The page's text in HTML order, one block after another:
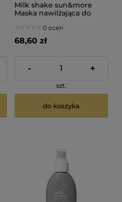
Milk shake sun&more
Maska nawilżająca do
słonecznej 200ml
0 ocen
68,60 zł
- +
szt.
do koszyka